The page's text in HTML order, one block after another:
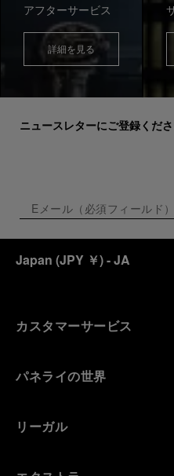
アフターサービス
詳細を見る
ニュースレターにご登録くだ
Japan (JPY ￥)- JA
カスタマーサービス
パネライの世界
リーガル